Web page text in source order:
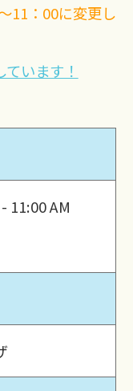
11：00に変更し
います！
11:00 AM